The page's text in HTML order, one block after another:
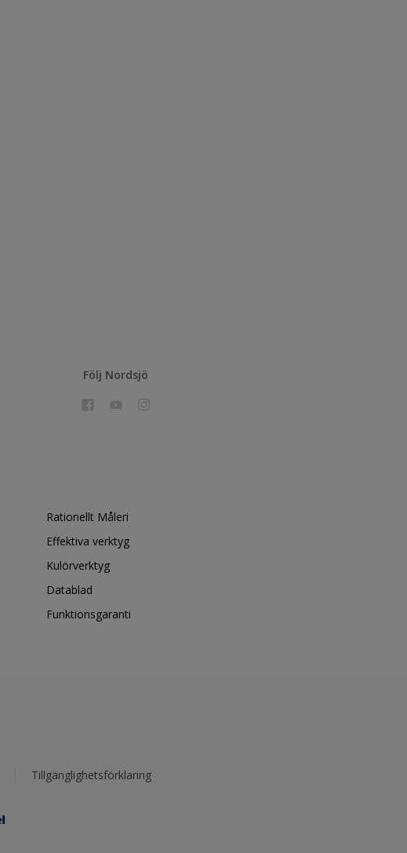
Följ Nordsjö
Rationellt Måleri
Effektiva verktyg
Kulörverktyg
Datablad
Funktionsgaranti
Tillgänglighetsförklaring